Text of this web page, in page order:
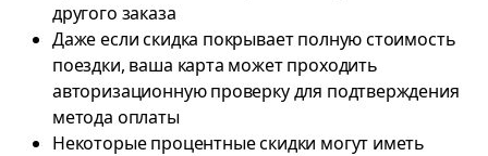
другого заказа
Даже если скидка покрывает полную стоимость
поездки, ваша карта может проходить
авторизационную проверку для подтверждения
метода оплаты
Некоторые процентные скидки могут иметь